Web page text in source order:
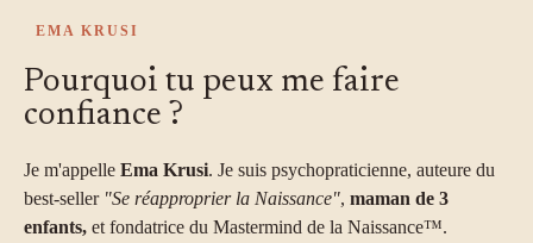
EMA KRUSI
Pourquoi tu peux me faire
confiance ?
Je m'appelle Ema Krusi. Je suis psychopraticienne, auteure du
best-seller "Se réapproprier la Naissance", maman de 3
enfants, et fondatrice du Mastermind de la Naissance™.